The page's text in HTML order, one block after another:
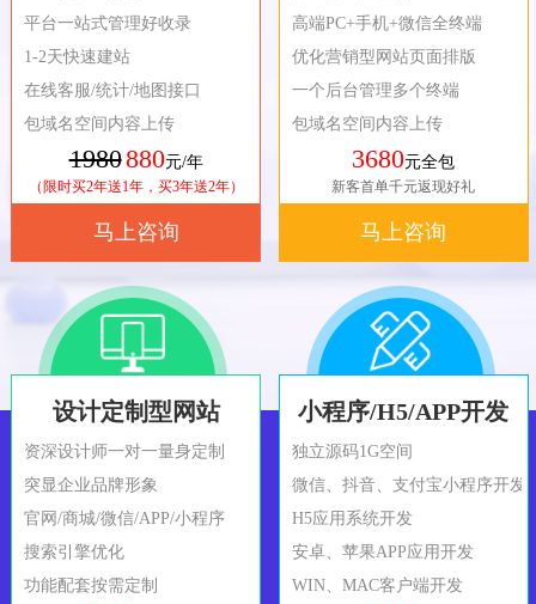
平台一站式管理好收录
1-2天快速建站
在线客服/统计/地图接口
包域名空间内容上传
1980880元/年
（限时买2年送1年，买3年送2年）
马上咨询
高端PC+手机+微信全终端
优化营销型网站页面排版
一个后台管理多个终端
包域名空间内容上传
3680元全包
新客首单千元返现好礼
马上咨询
设计定制型网站
资深设计师一对一量身定制
突显企业品牌形象
官网/商城/微信/APP/小程序
搜索引擎优化
功能配套按需定制
小程序/H5/APP开发
独立源码1G空间
微信、抖音、支付宝小程序开发
H5应用系统开发
安卓、苹果APP应用开发
WIN、MAC客户端开发